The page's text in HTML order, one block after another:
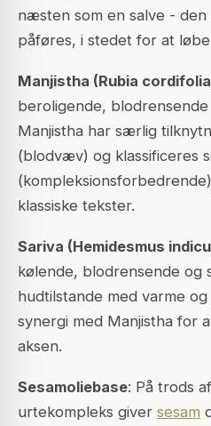
næsten som en salve -
påføres, i stedet for at løbe
Manjistha (Rubia
beroligende,
Manjistha har særlig
(blodvæv) og klassificeres
klassiske tekster.
Sariva (Hemidesmus
kølende, blodrensende
hudtilstande med varme
synergi med Manjistha for
aksen.
Sesamoliebase: På trods
urtekompleks giver sesam